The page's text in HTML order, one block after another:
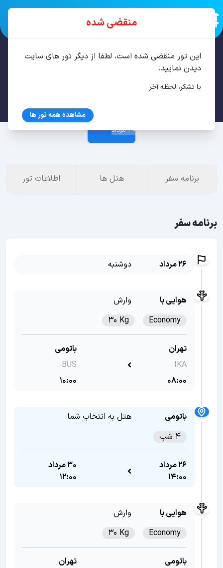
30 مرداد
برنامه سفر هتل ها اطلاعات تور
برنامه سفر
26 مرداد دوشنبه
هوایی با
وارش
Economy
30 Kg
تهران
IKA
08:00
باتومی
BUS
10:00
باتومی
هتل به انتخاب شما
4 شب
26 مرداد
14:00
30 مرداد
12:00
هوایی با
وارش
Economy
30 Kg
باتومی
تهران
منقضی شده
این تور منقضی شده است، لطفا از دیگر تور های سایت
دیدن نمایید.
با تشکر، لحظه آخر
مشاهده همه تور ها